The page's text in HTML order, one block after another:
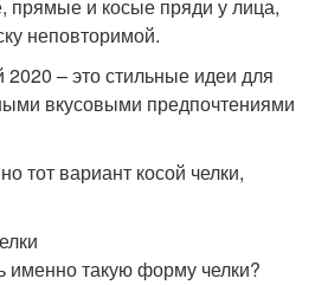
прямые и косые пряди у лица,
неповторимой.
2020 – это стильные идеи для
вкусовыми предпочтениями
тот вариант косой челки,
именно такую форму челки?